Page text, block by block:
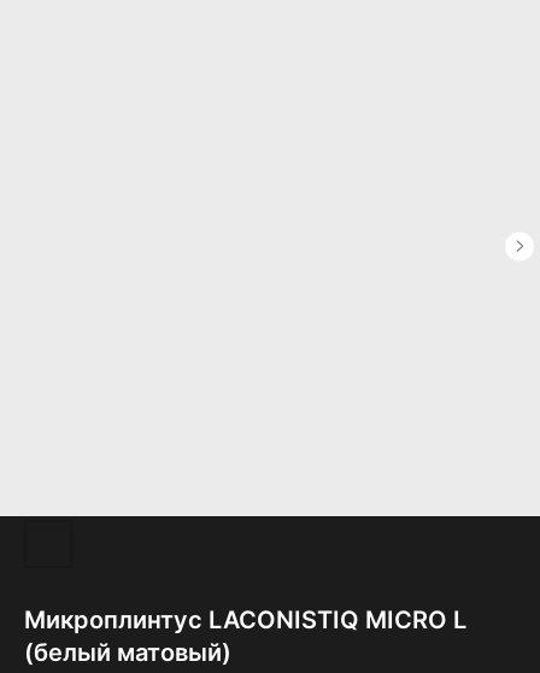
Микроплинтус LACONISTIQ MICRO L
(белый матовый)